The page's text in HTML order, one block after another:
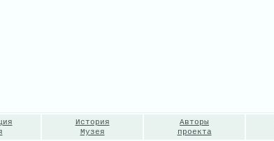
История
Музея
Авторы
проекта